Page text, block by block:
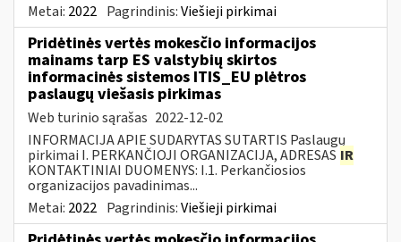
Metai: 2022 Pagrindinis:Viešieji pirkimai
Pridėtinės vertės mokesčio informacijos
mainams tarp ES valstybių skirtos
informacinės sistemos ITIS_EU plėtros
paslaugų viešasis pirkimas
Web turinio sąrašas 2022-12-02
INFORMACIJA APIE SUDARYTAS SUTARTIS Paslaugų
pirkimai I. PERKANČIOJI ORGANIZACIJA, ADRESAS IR
KONTAKTINIAI DUOMENYS: I.1. Perkančiosios
organizacijos pavadinimas...
Metai: 2022 Pagrindinis:Viešieji pirkimai